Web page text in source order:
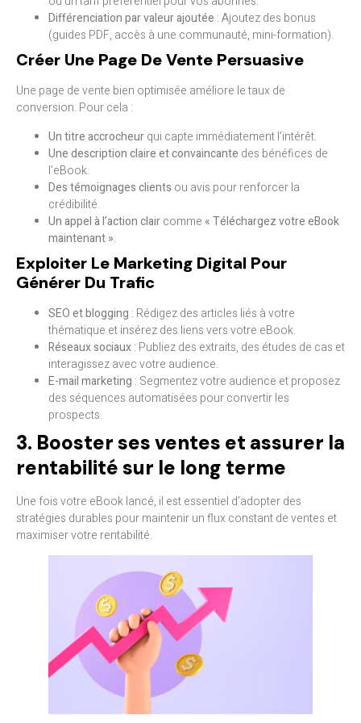
Différenciation par valeur ajoutée : Ajoutez des bonus
(guides PDF, accès à une communauté, mini-formation).
Créer Une Page De Vente Persuasive
Une page de vente bien optimisée améliore le taux de
conversion. Pour cela :
Un titre accrocheurqui capte immédiatement l’intérêt.
Une description claire et convaincante des bénéfices de
l’eBook.
Des témoignages clients ou avis pour renforcer la
crédibilité.
Un appel à l’action claircomme « Téléchargez votre eBook
maintenant ».
Exploiter Le Marketing Digital Pour
Générer Du Trafic
SEO et blogging : Rédigez des articles liés à votre
thématique et insérez des liens vers votre eBook.
Réseaux sociaux: Publiez des extraits, des études de cas et
interagissez avec votre audience.
E-mail marketing : Segmentez votre audience et proposez
des séquences automatisées pour convertir les
prospects.
3. Booster ses ventes et assurer la
rentabilité sur le long terme
Une fois votre eBook lancé, il est essentiel d’adopter des
stratégies durables pour maintenir un flux constant de ventes et
maximiser votre rentabilité.